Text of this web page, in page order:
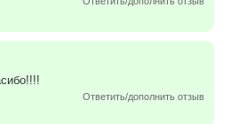
Ответить/дополнить отзыв